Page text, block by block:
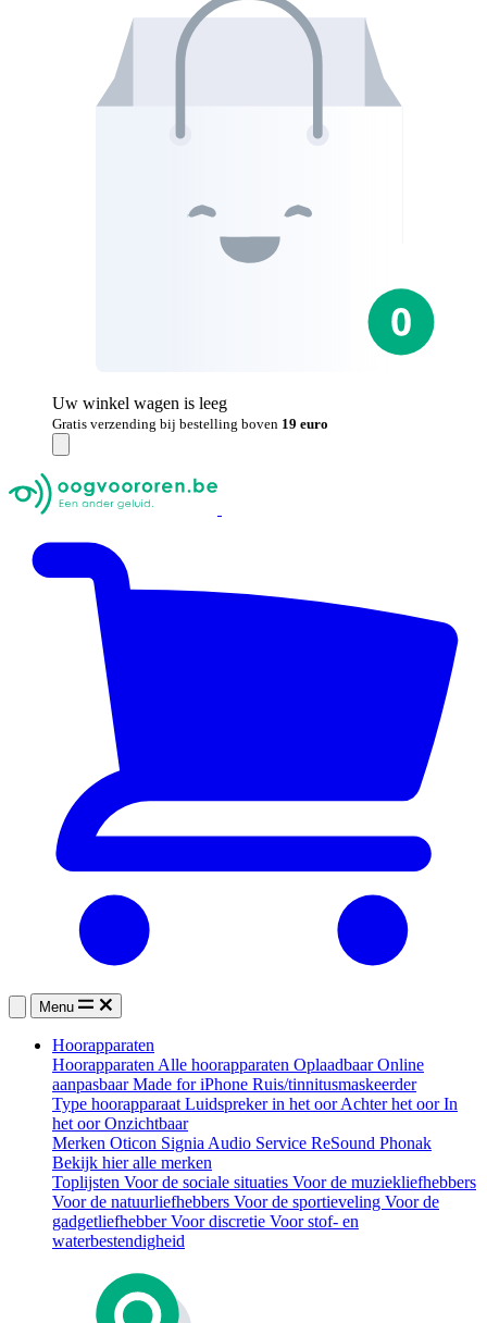
Uw winkel wagen is leeg
Gratis verzending bij bestelling boven 19 euro
Menu
Hoorapparaten
Hoorapparaten Alle hoorapparaten OplaadbaarOnline
aanpasbaarMade for iPhone Ruis/tinnitusmaskeerder
Type hoorapparaat Luidspreker in het oorAchter het oorIn
het oorOnzichtbaar
Merken Oticon Signia Audio Service ReSound Phonak
Bekijk hier alle merken
Toplijsten Voor de sociale situaties Voor de muziekliefhebbers
Voor de natuurliefhebbers Voor de sportieveling Voor de
gadgetliefhebberVoor discretie Voor stof- en
waterbestendigheid